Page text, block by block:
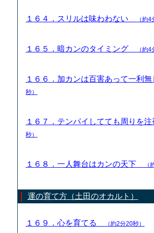
１６４．スリルは味わわない （約4
１６５．暗カンのタイミング （約4
１６６．加カンは百害あって一利
秒）
１６７．テンパイしてても周りを
秒）
１６８．一人舞台はカンの天下 （
運の育て方（土田のオカルト）
１６９．心を育てる （約2分20秒）